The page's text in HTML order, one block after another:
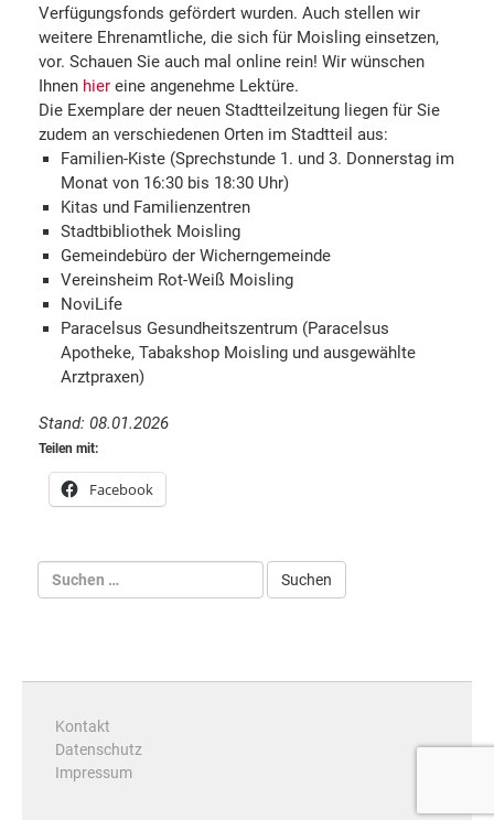
Verfügungsfonds gefördert wurden. Auch stellen wir
weitere Ehrenamtliche, die sich für Moisling einsetzen,
vor. Schauen Sie auch mal online rein! Wir wünschen
Ihnen hier eine angenehme Lektüre.
Die Exemplare der neuen Stadtteilzeitung liegen für Sie
zudem an verschiedenen Orten im Stadtteil aus:
Familien-Kiste (Sprechstunde 1. und 3. Donnerstag im
Monat von 16:30 bis 18:30 Uhr)
Kitas und Familienzentren
Stadtbibliothek Moisling
Gemeindebüro der Wicherngemeinde
Vereinsheim Rot-Weiß Moisling
NoviLife
Paracelsus Gesundheitszentrum (Paracelsus
Apotheke, Tabakshop Moisling und ausgewählte
Arztpraxen)
Stand: 08.01.2026
Teilen mit:
Facebook
Kontakt
Datenschutz
Impressum